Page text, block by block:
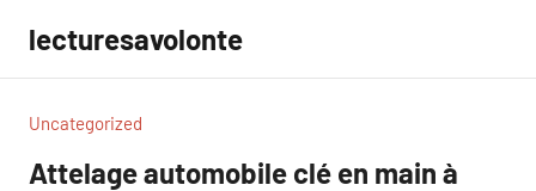
contenu
lecturesavolonte
Uncategorized
Attelage automobile clé en main à